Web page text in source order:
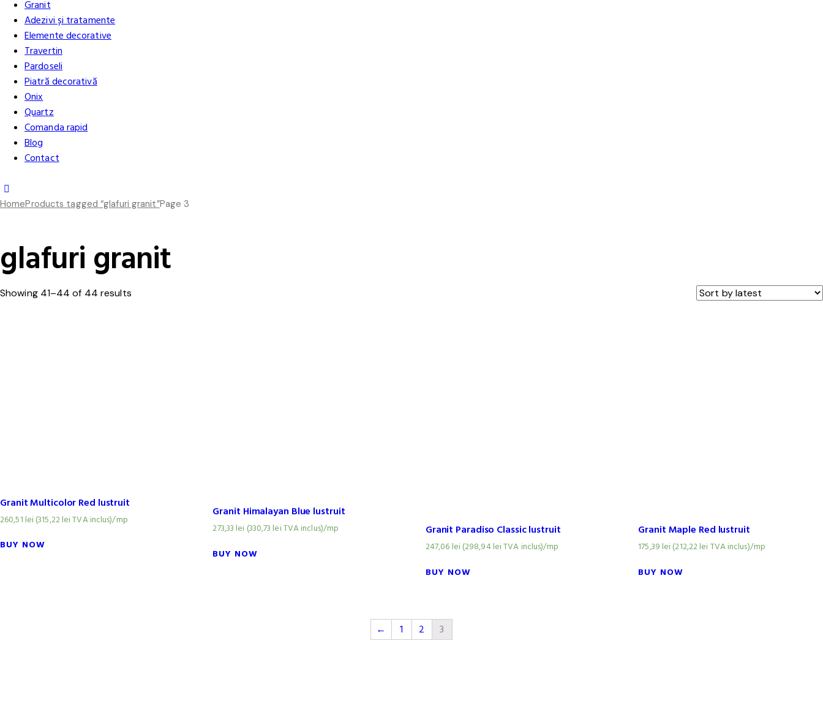
Granit
Adezivi și tratamente
Elemente decorative
Travertin
Pardoseli
Piatră decorativă
Onix
Quartz
Comanda rapid
Blog
Contact
HomeProducts tagged “glafuri granit”Page 3
glafuri granit
Showing 41–44 of 44 results
Granit Multicolor Red lustruit
260,51 lei (315,22lei TVA inclus)/mp
BUY NOW
Granit Himalayan Blue lustruit
273,33lei (330,73lei TVA inclus)/mp
BUY NOW
Granit Paradiso Classic lustruit
247,06 lei (298,94lei TVA inclus)/mp
BUY NOW
Granit Maple Red lustruit
175,39 lei (212,22lei TVA inclus)/mp
BUY NOW
← 1 2 3